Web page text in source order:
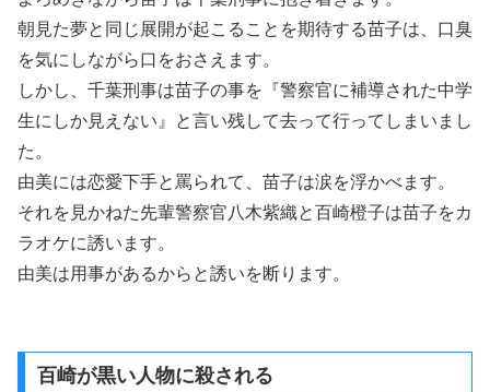
朝見た夢と同じ展開が起こることを期待する苗子は、口臭
を気にしながら口をおさえます。
しかし、千葉刑事は苗子の事を『警察官に補導された中学
生にしか見えない』と言い残して去って行ってしまいまし
た。
由美には恋愛下手と罵られて、苗子は涙を浮かべます。
それを見かねた先輩警察官八木紫織と百崎橙子は苗子をカ
ラオケに誘います。
由美は用事があるからと誘いを断ります。
百崎が黒い人物に殺される